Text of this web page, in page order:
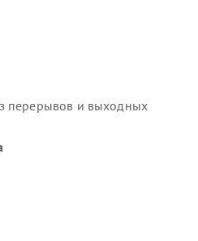
перерывов и выходных